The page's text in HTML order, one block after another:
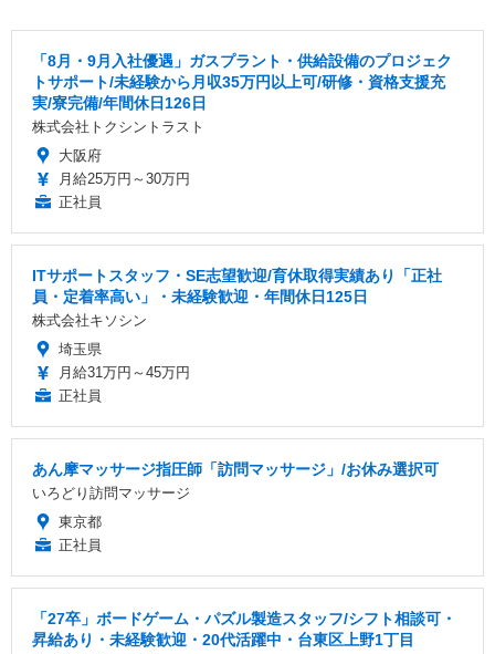
「8月・9月入社優遇」ガスプラント・供給設備のプロジェク
トサポート/未経験から月収35万円以上可/研修・資格支援充
実/寮完備/年間休日126日
株式会社トクシントラスト
大阪府
月給25万円～30万円
正社員
ITサポートスタッフ・SE志望歓迎/育休取得実績あり「正社
員・定着率高い」・未経験歓迎・年間休日125日
株式会社キソシン
埼玉県
月給31万円～45万円
正社員
あん摩マッサージ指圧師「訪問マッサージ」/お休み選択可
いろどり訪問マッサージ
東京都
正社員
「27卒」ボードゲーム・パズル製造スタッフ/シフト相談可・
昇給あり・未経験歓迎・20代活躍中・台東区上野1丁目